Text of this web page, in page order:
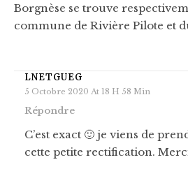
Borgnèse se trouve
commune de Rivière Pilote et
LNETGUEG
5 Octobre 2020 At 18 H 58 Min
Répondre
C’est exact 🙂 je viens de
cette petite rectification.